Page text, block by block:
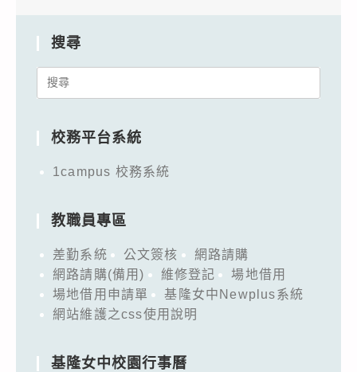
搜尋
Search
校務平台系統
1campus 校務系統
教職員專區
差勤系統 公文簽核
網路請購
網路請購(備用)
維修登記
場地借用
場地借用申請單
基隆女中Newplus系統
網站維護之css使用說明
基隆女中校園行事曆